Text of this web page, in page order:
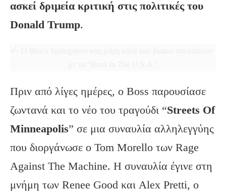
ασκεί δριμεία κριτική στις πολιτικές του
Donald Trump.
Πριν από λίγες ημέρες, ο Boss παρουσίασε
ζωντανά και το νέο του τραγούδι “Streets Of
Minneapolis” σε μια συναυλία αλληλεγγύης
που διοργάνωσε ο Tom Morello των Rage
Against The Machine. Η συναυλία έγινε στη
μνήμη των Renee Good και Alex Pretti, ο